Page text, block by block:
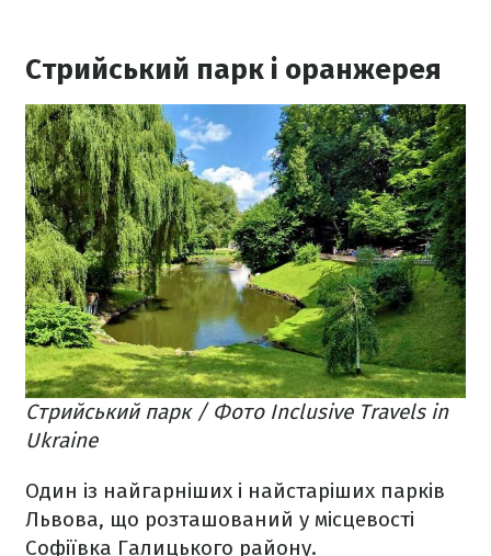
Стрийський парк і оранжерея
Стрийський парк / Фото Inclusive Travels in
Ukraine
Один із найгарніших і найстаріших парків
Львова, що розташований у місцевості
Софіївка Галицького району.